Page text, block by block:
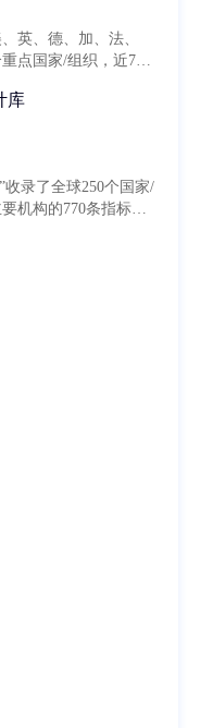
。
英、德、加、法、
点国家/组织，近700
全球项目数据及中国
的期刊、专利、专家
国家/机构项目布局国
果分析，项目主题发
库
收录了全球250个国家/
机构的770条指标、